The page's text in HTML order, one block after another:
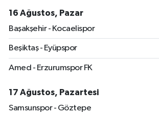
16 Ağustos, Pazar
Başakşehir - Kocaelispor
Beşiktaş - Eyüpspor
Amed - Erzurumspor FK
17 Ağustos, Pazartesi
Samsunspor - Göztepe